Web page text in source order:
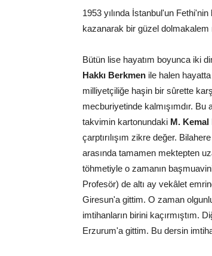
1953 yılında İstanbul'un
kazanarak bir güzel dolmakalem
Bütün lise hayatım boyunca iki
Hakkı Berkmen ile halen
milliyetçiliğe haşin bir sûrette
mecburiyetinde kalmışımdır.
takvimin kartonundaki M. Kemal
çarptırılışım zikre değer.
arasında tamamen mektepten
töhmetiyle o zamanın
Profesör) de altı ay vekâlet
Giresun'a gittim. O zaman
imtihanların birini kaçırmıştım.
Erzurum'a gittim. Bu dersin